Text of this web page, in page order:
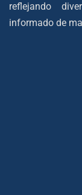
reflejando
informado de